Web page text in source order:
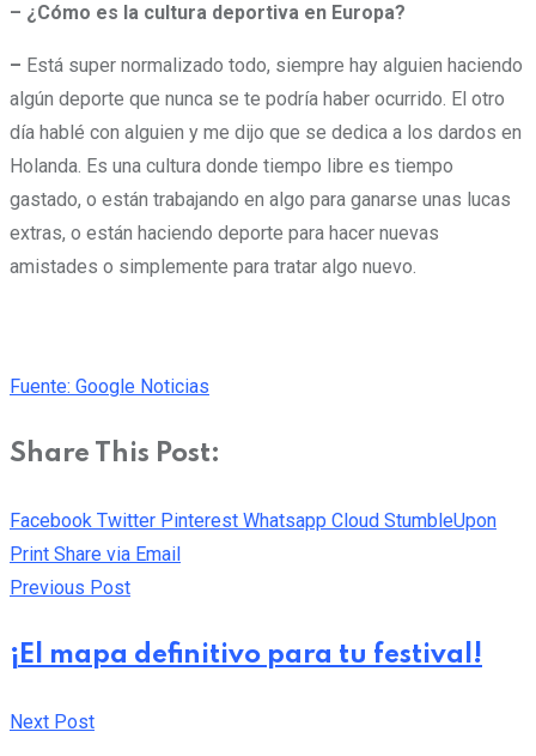
– ¿Cómo es la cultura deportiva en Europa?
– Está super normalizado todo, siempre hay alguien haciendo
algún deporte que nunca se te podría haber ocurrido. El otro
día hablé con alguien y me dijo que se dedica a los dardos en
Holanda. Es una cultura donde tiempo libre es tiempo
gastado, o están trabajando en algo para ganarse unas lucas
extras, o están haciendo deporte para hacer nuevas
amistades o simplemente para tratar algo nuevo.
Fuente: Google Noticias
Share This Post:
Facebook Twitter Pinterest Whatsapp Cloud StumbleUpon
Print Share via Email
Previous Post
¡El mapa definitivo para tu festival!
Next Post